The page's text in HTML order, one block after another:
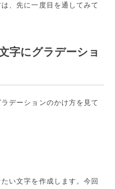
、先に一度目を通してみて
字にグラデーショ
デーションのかけ方を見て
い文字を作成します。今回